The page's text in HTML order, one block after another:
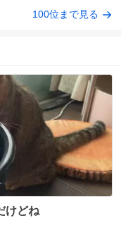
100位まで見る
けどね